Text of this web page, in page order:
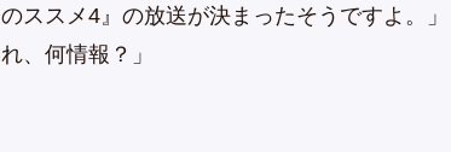
ススメ4』の放送が決まったそうですよ。」
、何情報？」